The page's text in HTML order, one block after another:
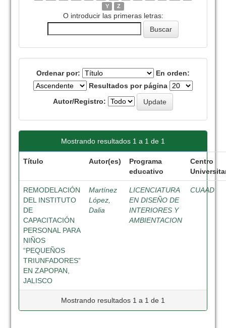
Y
Z
O introducir las primeras letras:
Ordenar por:
En orden:
Resultados por página
Autor/Registro:
Mostrando resultados 1 a 1 de 1
Título Autor(es)
Programa
educativo
Centro
REMODELACIÓN
DEL INSTITUTO
DE
CAPACITACIÓN
PERSONAL PARA
NIÑOS
“PEQUEÑOS
TRIUNFADORES”
EN ZAPOPAN,
JALISCO
Martínez
López,
Dalia
LICENCIATURA
EN DISEÑO DE
INTERIORES Y
AMBIENTACION
CUAAD
Mostrando resultados 1 a 1 de 1